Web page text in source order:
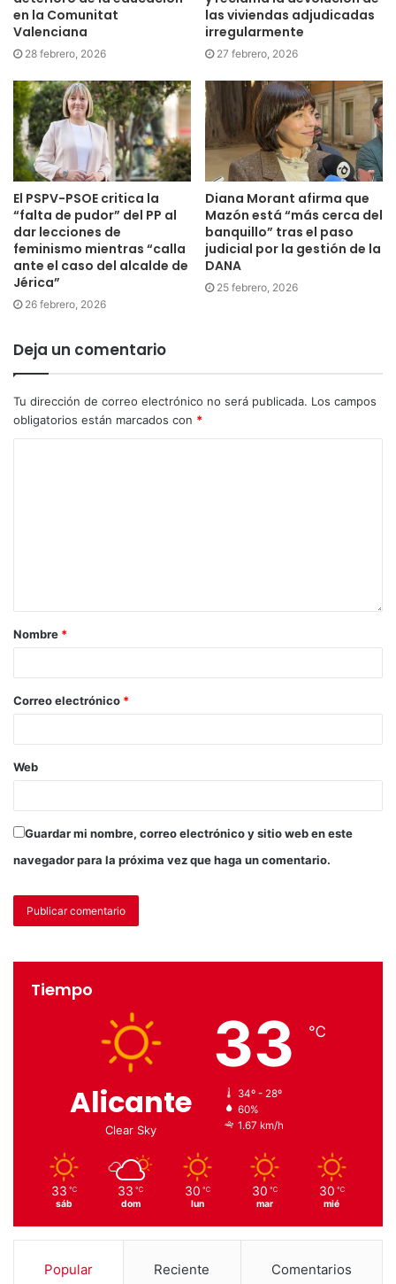
en la Comunitat
Valenciana
28 febrero, 2026
las viviendas adjudicadas
irregularmente
27 febrero, 2026
El PSPV-PSOE critica la
“falta de pudor” del PP al
dar lecciones de
feminismo mientras “calla
ante el caso del alcalde de
Jérica”
26 febrero, 2026
Diana Morant afirma que
Mazón está “más cerca del
banquillo” tras el paso
judicial por la gestión de la
DANA
25 febrero, 2026
Deja un comentario
Tu dirección de correo electrónico no será publicada. Los campos
obligatorios están marcados con *
Nombre *
Correo electrónico *
Web
Guardar mi nombre, correo electrónico y sitio web en este
navegador para la próxima vez que haga un comentario.
Tiempo
Alicante
Clear Sky
33 ℃
34º - 28º
60%
1.67 km/h
33 ℃
sáb
33 ℃
dom
30 ℃
lun
30 ℃
mar
30 ℃
mié
Popular Reciente Comentarios